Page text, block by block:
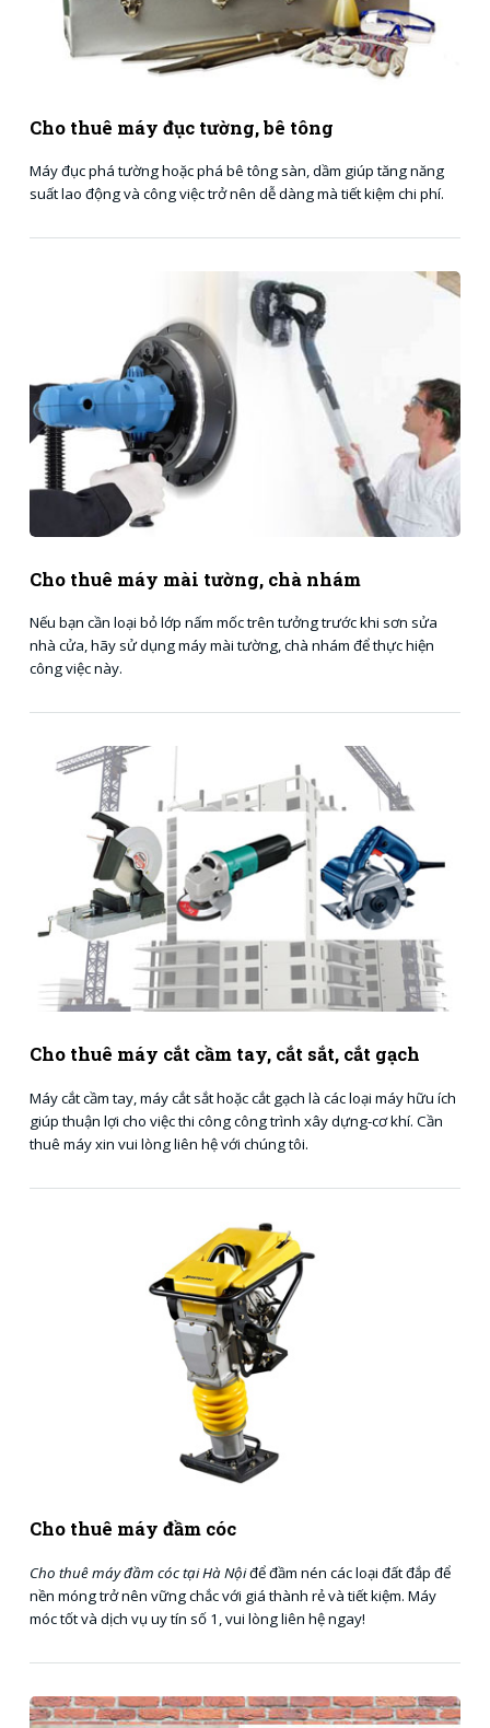
Cho thuê máy đục tường, bê tông
Máy đục phá tường hoặc phá bê tông sàn, dầm giúp tăng năng
suất lao động và công việc trở nên dễ dàng mà tiết kiệm chi phí.
Cho thuê máy mài tường, chà nhám
Nếu bạn cần loại bỏ lớp nấm mốc trên tưởng trước khi sơn sửa
nhà cửa, hãy sử dụng máy mài tường, chà nhám để thực hiện
công việc này.
Cho thuê máy cắt cầm tay, cắt sắt, cắt gạch
Máy cắt cầm tay, máy cắt sắt hoặc cắt gạch là các loại máy hữu ích
giúp thuận lợi cho việc thi công công trình xây dựng-cơ khí. Cần
thuê máy xin vui lòng liên hệ với chúng tôi.
Cho thuê máy đầm cóc
Cho thuê máy đầm cóc tại Hà Nộiđể đầm nén các loại đất đắp để
nền móng trở nên vững chắc với giá thành rẻ và tiết kiệm. Máy
móc tốt và dịch vụ uy tín số 1, vui lòng liên hệ ngay!